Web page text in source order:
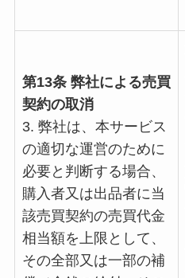
第13条 弊社による売買
契約の取消
3. 弊社は、本サービス
の適切な運営のために
必要と判断する場合、
購入者又は出品者に当
該売買契約の売買代金
相当額を上限として、
その全部又は一部の補